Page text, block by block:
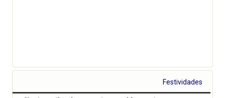
Festividades